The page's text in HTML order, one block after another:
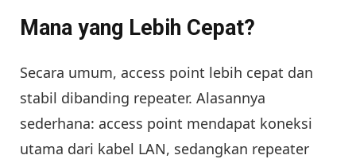
Mana yang Lebih Cepat?
Secara umum, access point lebih cepat dan
stabil dibanding repeater. Alasannya
sederhana: access point mendapat koneksi
utama dari kabel LAN, sedangkan repeater